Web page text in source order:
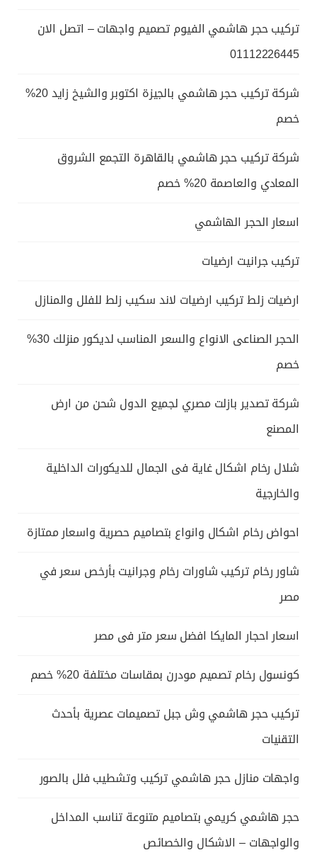
تركيب حجر هاشمي الفيوم تصميم واجهات – اتصل الان
01112226445
شركة تركيب حجر هاشمي بالجيزة اكتوبر والشيخ زايد 20%
خصم
شركة تركيب حجر هاشمي بالقاهرة التجمع الشروق
المعادي والعاصمة 20% خصم
اسعار الحجر الهاشمي
تركيب جرانيت ارضيات
ارضيات زلط تركيب ارضيات لاند سكيب زلط للفلل والمنازل
الحجر الصناعى الانواع والسعر المناسب لديكور منزلك 30%
خصم
شركة تصدير بازلت مصري لجميع الدول شحن من ارض
المصنع
شلال رخام اشكال غاية فى الجمال للديكورات الداخلية
والخارجية
احواض رخام اشكال وانواع بتصاميم حصرية واسعار ممتازة
شاور رخام تركيب شاورات رخام وجرانيت بأرخص سعر في
مصر
اسعار احجار المايكا افضل سعر متر فى مصر
كونسول رخام تصميم مودرن بمقاسات مختلفة 20% خصم
تركيب حجر هاشمي وش جبل تصميمات عصرية بأحدث
التقنيات
واجهات منازل حجر هاشمي تركيب وتشطيب فلل بالصور
حجر هاشمي كريمي بتصاميم متنوعة تناسب المداخل
والواجهات – الاشكال والخصائص